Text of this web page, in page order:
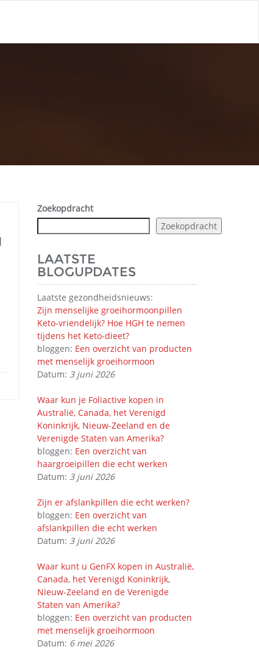
Zoekopdracht
Zoekopdracht
LAATSTE
BLOGUPDATES
Laatste gezondheidsnieuws:
Zijn menselijke groeihormoonpillen
Keto-vriendelijk? Hoe HGH te nemen
tijdens het Keto-dieet?
bloggen: Een overzicht van producten
met menselijk groeihormoon
Datum: 3 juni 2026
Waar kun je Foliactive kopen in
Australië, Canada, het Verenigd
Koninkrijk, Nieuw-Zeeland en de
Verenigde Staten van Amerika?
bloggen: Een overzicht van
haargroeipillen die echt werken
Datum: 3 juni 2026
Zijn er afslankpillen die echt werken?
bloggen: Een overzicht van
afslankpillen die echt werken
Datum: 3 juni 2026
Waar kunt u GenFX kopen in Australië,
Canada, het Verenigd Koninkrijk,
Nieuw-Zeeland en de Verenigde
Staten van Amerika?
bloggen: Een overzicht van producten
met menselijk groeihormoon
Datum: 6 mei 2026